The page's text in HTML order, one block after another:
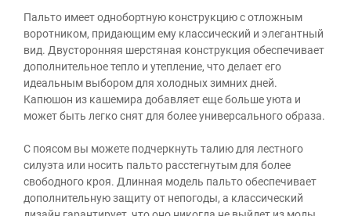
Пальто имеет однобортную конструкцию с отложным
воротником, придающим ему классический и элегантный
вид. Двусторонняя шерстяная конструкция обеспечивает
дополнительное тепло и утепление, что делает его
идеальным выбором для холодных зимних дней.
Капюшон из кашемира добавляет еще больше уюта и
может быть легко снят для более универсального образа.
С поясом вы можете подчеркнуть талию для лестного
силуэта или носить пальто расстегнутым для более
свободного кроя. Длинная модель пальто обеспечивает
дополнительную защиту от непогоды, а классический